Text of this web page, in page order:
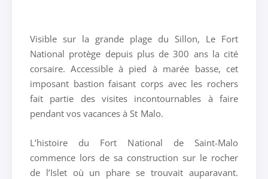
Visible sur la grande plage du Sillon, Le Fort
National protège depuis plus de 300 ans la cité
corsaire. Accessible à pied à marée basse, cet
imposant bastion faisant corps avec les rochers
fait partie des visites incontournables à faire
pendant vos vacances à St Malo.
L’histoire du Fort National de Saint-Malo
commence lors de sa construction sur le rocher
de l’Islet où un phare se trouvait auparavant.